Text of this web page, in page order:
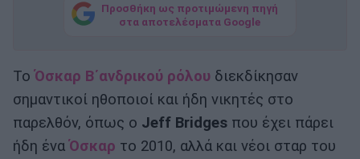
Προσθήκη ως προτιμώμενη πηγή
στα αποτελέσματα Google
ΤοΌσκαρ Β΄ανδρικού ρόλου διεκδίκησαν
σημαντικοί ηθοποιοί και ήδη νικητές στο
παρελθόν, όπως ο Jeff Bridges που έχει πάρει
ήδη έναΌσκαρ το 2010, αλλά και νέοι σταρ του